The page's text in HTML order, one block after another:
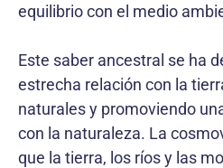
equilibrio con el medio
Este saber ancestral se ha
estrecha relación con la
naturales y promoviendo
con la naturaleza. La
que la tierra, los ríos y las